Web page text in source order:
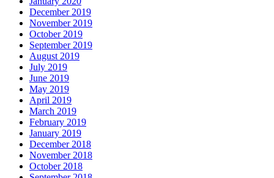
December 2019
November 2019
October 2019
September 2019
August 2019
July 2019
June 2019
May 2019
April 2019
March 2019
February 2019
January 2019
December 2018
November 2018
October 2018